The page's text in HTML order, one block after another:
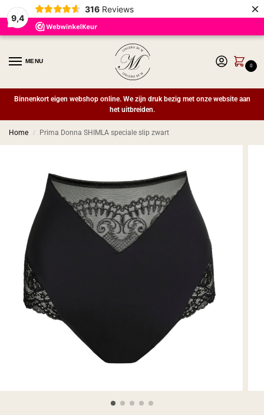
9,4
316 Reviews ×
MENU
0
Binnenkort eigen webshop online. We zijn druk bezig met onze website aan
het uitbreiden.
Home / Prima Donna SHIMLA speciale slip zwart